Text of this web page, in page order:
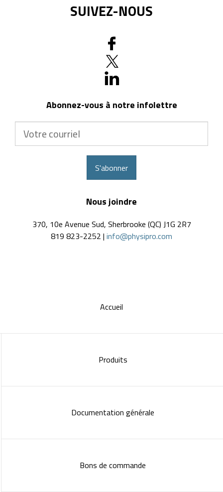
SUIVEZ-NOUS
Abonnez-vous à notre infolettre
S'abonner
Nous joindre
370, 10e Avenue Sud, Sherbrooke (QC) J1G 2R7
819 823-2252 | info@physipro.com
Accueil
Produits
Documentation générale
Bons de commande